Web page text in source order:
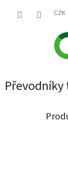
CZK
Převodníky